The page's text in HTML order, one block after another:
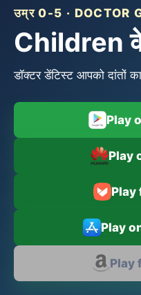
उम्र 0-5 · DOCTOR
Сhildren
डॉक्टर डेंटिस्ट आपको दांतों
Play
Play
Play
Play
Play